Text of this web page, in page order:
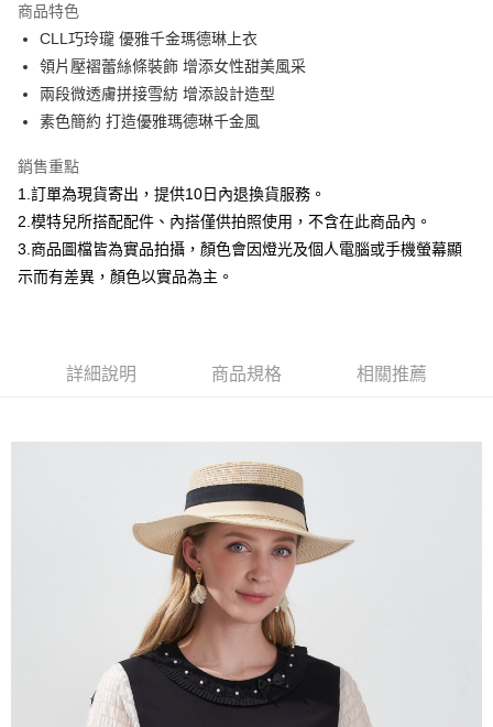
合作金庫商業銀行
華南商業銀行
上海商業儲蓄銀行
台北富邦商業銀行
國泰世華商業銀行
兆豐國際商業銀行
臺灣中小企業銀行
聯邦商業銀行
元大商業銀行
永豐商業銀行
台新國際商業銀行
中國信託商業銀行
台灣樂天信用卡公司
超商取貨付款
LINE Pay
Apple Pay
悠遊付
Google Pay
全盈+PAY
【大哥付你分期使用說明】
1.本服務由台灣大哥大提供，台灣大哥大用戶可立即使用無須另外申請。
成交易。
3.實際核准額度、可分期數及費用金額請依後續交易確認頁面所載為準。
4.訂單成立30分鐘內，如未前往確認交易或遇審核未通過，訂單將自動取
消。如遇「轉專審核」未通過狀況，表示未達大哥付你分期系統評分，恕無
1.分期款項不併入電信帳單，「大哥付你分期」於每月結算日後寄送繳費提
2.透過簡訊連結打開帳單後，可選擇「超商條碼／台灣大直營門市／銀行轉
帳／街口支付／iPASS MONEY」等通路繳費。
1.本服務係由「台灣大哥大股份有限公司」（以下簡稱本公司）所提供，讓
用戶於交易時，得透過本服務購買商品或服務，並由商店將買賣／分期付款
買賣價金債權讓與本公司後，依約使用本公司帳單繳交帳款。
AFTEE先享後付
１．簡單：不需註冊會員、不需綁卡、不需儲值。
２．便利：只要手機號碼，簡訊認證，即可結帳。
３．安心：先確認商品／服務後，再付款。
【「AFTEE先享後付」結帳流程】
１．於結帳方式選擇「AFTEE先享後付」後，將跳轉至「AFTEE先享後付」
結帳頁面，進行簡訊認證並確認金額後，即可完成結帳。
２．訂單成立數日內，您將收到繳費通知簡訊。
３．收到繳費通知簡訊後14天內，點擊此簡訊中的連結，可透過四大超商／
ATM／網路銀行／等多元方式進行付款，方視為交易完成。
※ 請注意：結帳手續完成當下不需立刻繳費，但若您需要取消訂單，請聯絡
購買商品的店家。未經商家同意取消之訂單仍視為有效，需透過AFTEE先享
每筆NT$120，滿NT$2,000(含以上)免運費
每筆NT$120，滿NT$2,000(含以上)免運費
每筆NT$120，滿NT$2,000(含以上)免運費
商品特色
CLL巧玲瓏 優雅千金瑪德琳上衣
領片壓褶蕾絲條裝飾 增添女性甜美風采
兩段微透膚拼接雪紡 增添設計造型
素色簡約 打造優雅瑪德琳千金風
銷售重點
1.訂單為現貨寄出，提供10日內退換貨服務。
2.模特兒所搭配配件、內搭僅供拍照使用，不含在此商品內。
3.商品圖檔皆為實品拍攝，顏色會因燈光及個人電腦或手機螢幕顯
示而有差異，顏色以實品為主。
詳細說明 商品規格 相關推薦